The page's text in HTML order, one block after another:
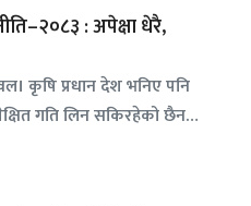
: अपेक्षा धेरै,
कृषि प्रधान देश भनिए पनि
गति लिन सकिरहेको छैन…